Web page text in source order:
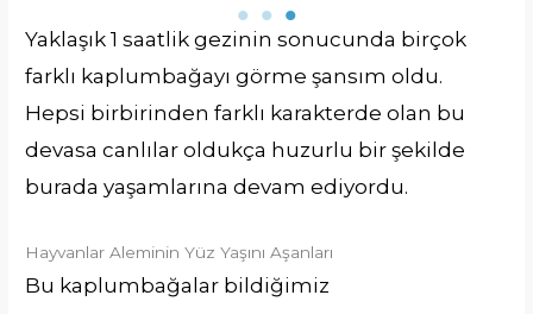
Yaklaşık 1 saatlik gezinin sonucunda birçok
farklı kaplumbağayı görme şansım oldu.
Hepsi birbirinden farklı karakterde olan bu
devasa canlılar oldukça huzurlu bir şekilde
burada yaşamlarına devam ediyordu.
Hayvanlar Aleminin Yüz Yaşını Aşanları
Bu kaplumbağalar bildiğimiz